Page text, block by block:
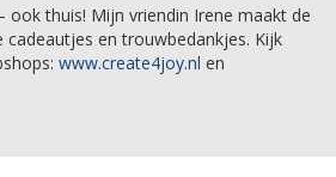
thuis! Mijn vriendin Irene maakt de
en trouwbedankjes. Kijk
www.create4joy.nl en